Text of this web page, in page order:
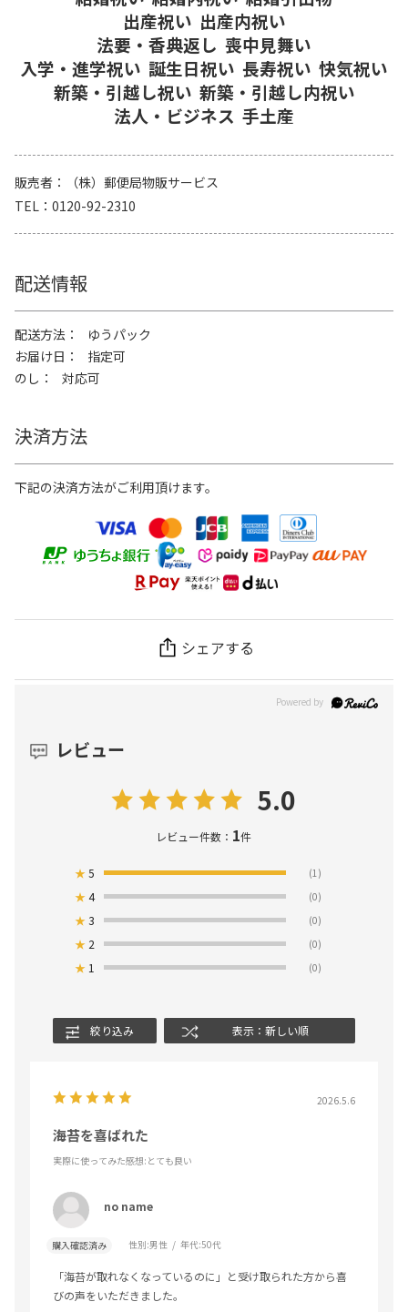
出産祝い 出産内祝い
法要・香典返し 喪中見舞い
入学・進学祝い 誕生日祝い 長寿祝い 快気祝い
新築・引越し祝い 新築・引越し内祝い
法人・ビジネス 手土産
販売者
（株）郵便局物販サービス
TEL
0120-92-2310
配送情報
配送方法
ゆうパック
お届け日
指定可
のし
対応可
決済方法
下記の決済方法がご利用頂けます。
シェアする
レビュー
5.0
レビュー件数： 1件
★5 (1)
★4 (0)
★3 (0)
★ 2 (0)
★ 1 (0)
絞り込み 表示：新しい順
2026.5.6
海苔を喜ばれた
実際に使ってみた感想:とても良い
no name
購入確認済み 性別:男性 年代:50代
「海苔が取れなくなっているのに」と受け取られた方から喜
びの声をいただきました。